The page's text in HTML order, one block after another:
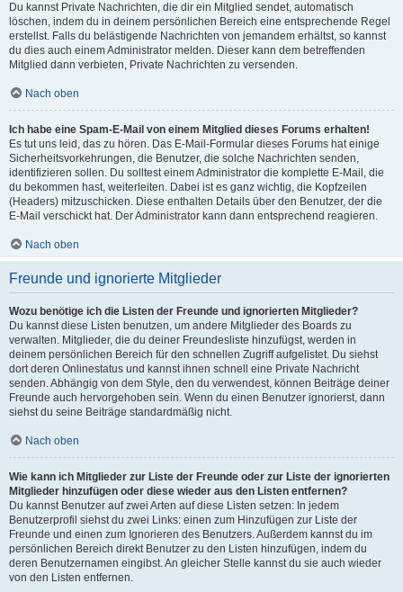
Du kannst Private Nachrichten, die dir ein Mitglied sendet, automatisch
löschen, indem du in deinem persönlichen Bereich eine entsprechende Regel
erstellst. Falls du belästigende Nachrichten von jemandem erhältst, so kannst
du dies auch einem Administrator melden. Dieser kann dem betreffenden
Mitglied dann verbieten, Private Nachrichten zu versenden.
Nach oben
Ich habe eine Spam-E-Mail von einem Mitglied dieses Forums erhalten!
Es tut uns leid, das zu hören. Das E-Mail-Formular dieses Forums hat einige
Sicherheitsvorkehrungen, die Benutzer, die solche Nachrichten senden,
identifizieren sollen. Du solltest einem Administrator die komplette E-Mail, die
du bekommen hast, weiterleiten. Dabei ist es ganz wichtig, die Kopfzeilen
(Headers) mitzuschicken. Diese enthalten Details über den Benutzer, der die
E-Mail verschickt hat. Der Administrator kann dann entsprechend reagieren.
Nach oben
Freunde und ignorierte Mitglieder
Wozu benötige ich die Listen der Freunde und ignorierten Mitglieder?
Du kannst diese Listen benutzen, um andere Mitglieder des Boards zu
verwalten. Mitglieder, die du deiner Freundesliste hinzufügst, werden in
deinem persönlichen Bereich für den schnellen Zugriff aufgelistet. Du siehst
dort deren Onlinestatus und kannst ihnen schnell eine Private Nachricht
senden. Abhängig von dem Style, den du verwendest, können Beiträge deiner
Freunde auch hervorgehoben sein. Wenn du einen Benutzer ignorierst, dann
siehst du seine Beiträge standardmäßig nicht.
Nach oben
Wie kann ich Mitglieder zur Liste der Freunde oder zur Liste der ignorierten
Mitglieder hinzufügen oder diese wieder aus den Listen entfernen?
Du kannst Benutzer auf zwei Arten auf diese Listen setzen: In jedem
Benutzerprofil siehst du zwei Links: einen zum Hinzufügen zur Liste der
Freunde und einen zum Ignorieren des Benutzers. Außerdem kannst du im
persönlichen Bereich direkt Benutzer zu den Listen hinzufügen, indem du
deren Benutzernamen eingibst. An gleicher Stelle kannst du sie auch wieder
von den Listen entfernen.